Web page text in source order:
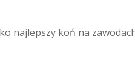
najlepszy koń na